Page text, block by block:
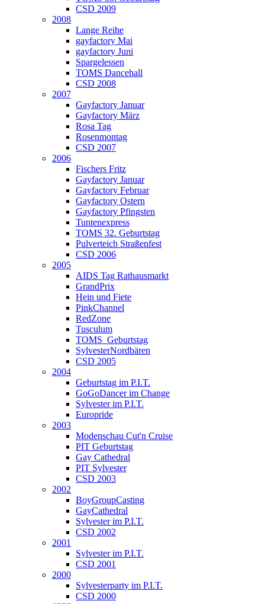
CSD 2009
2008
Lange Reihe
gayfactory Mai
gayfactory Juni
Spargelessen
TOMS Dancehall
CSD 2008
2007
Gayfactory Januar
Gayfactory März
Rosa Tag
Rosenmontag
CSD 2007
2006
Fischers Fritz
Gayfactory Januar
Gayfactory Februar
Gayfactory Ostern
Gayfactory Pfingsten
Tuntenexpress
TOMS 32. Geburtstag
Pulverteich Straßenfest
CSD 2006
2005
AIDS Tag Rathausmarkt
GrandPrix
Hein und Fiete
PinkChannel
RedZone
Tusculum
TOMS_Geburtstag
SylvesterNordbären
CSD 2005
2004
Geburtstag im P.I.T.
GoGoDancer im Change
Sylvester im P.I.T.
Europride
2003
Modenschau Cut'n Cruise
PIT Geburtstag
Gay Cathedral
PIT Sylvester
CSD 2003
2002
BoyGroupCasting
GayCathedral
Sylvester im P.I.T.
CSD 2002
2001
Sylvester im P.I.T.
CSD 2001
2000
Sylvesterparty im P.I.T.
CSD 2000